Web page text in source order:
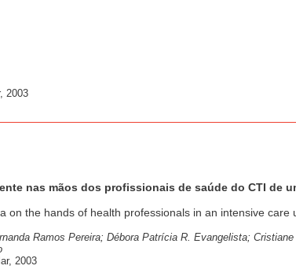
2003
nas mãos dos profissionais de saúde do CTI de
on the hands of health professionals in an intensive care
Ramos Pereira; Débora Patrícia R. Evangelista; Cristiane
2003